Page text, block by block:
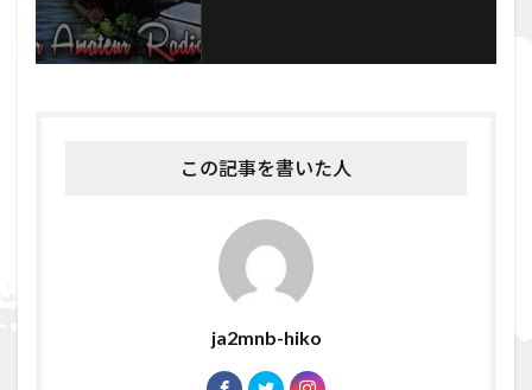
この記事を書いた人
ja2mnb-hiko